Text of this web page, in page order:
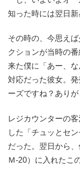
知った時には翌日新
その時の、今思え
クションが当時の
来た僕に「あー、
対応だった彼女。
ーズですね？あり
レジカウンターの
した「チュッとセ
だった。翌日から
Ｍ-20）に入れたこ